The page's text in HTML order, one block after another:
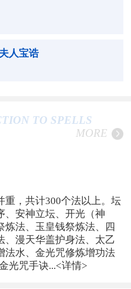
人宝诰
TO SPELLS
MORE
重，共计300个法以上。坛
、安神立坛、开光（神
炼法、玉皇钱祭炼法、四
、漫天华盖护身法、太乙
法水、金光咒修炼增功法
光咒手诀...<详情>